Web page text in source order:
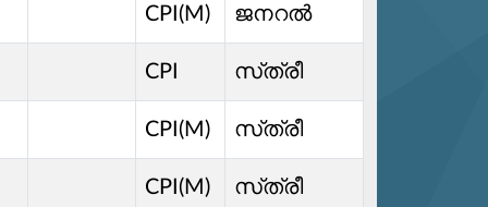
CPI(M) ജനറൽ
CPI സ്‌ത്രീ
CPI(M) സ്‌ത്രീ
CPI(M) സ്‌ത്രീ